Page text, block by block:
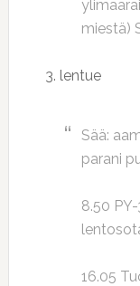
miestä)
3. lentue
Sää:
parani
8.50
16.05